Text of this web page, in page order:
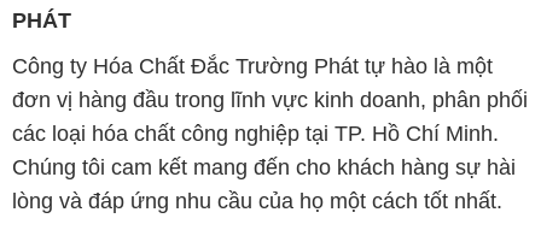
PHÁT
Công ty Hóa Chất Đắc Trường Phát tự hào là một
đơn vị hàng đầu trong lĩnh vực kinh doanh, phân phối
các loại hóa chất công nghiệp tại TP. Hồ Chí Minh.
Chúng tôi cam kết mang đến cho khách hàng sự hài
lòng và đáp ứng nhu cầu của họ một cách tốt nhất.